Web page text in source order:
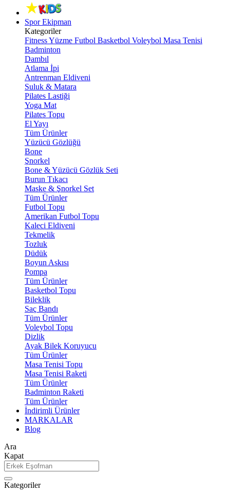
Spor Ekipman
Kategoriler
FitnessYüzme Futbol Basketbol Voleybol Masa Tenisi
Badminton
Dambıl
Atlama İpi
Antrenman Eldiveni
Suluk & Matara
Pilates Lastiği
Yoga Mat
Pilates Topu
El Yayı
Tüm Ürünler
Yüzücü Gözlüğü
Bone
Şnorkel
Bone & Yüzücü Gözlük Seti
Burun Tıkacı
Maske & Şnorkel Set
Tüm Ürünler
Futbol Topu
Amerikan Futbol Topu
Kaleci Eldiveni
Tekmelik
Tozluk
Düdük
Boyun Askısı
Pompa
Tüm Ürünler
Basketbol Topu
Bileklik
Saç Bandı
Tüm Ürünler
Voleybol Topu
Dizlik
Ayak Bilek Koruyucu
Tüm Ürünler
Masa Tenisi Topu
Masa Tenisi Raketi
Tüm Ürünler
Badminton Raketi
Tüm Ürünler
İndirimli Ürünler
MARKALAR
Blog
Ara
Kapat
Kategoriler